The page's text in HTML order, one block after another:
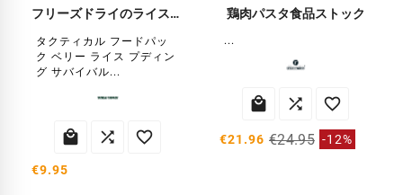
フリーズドライのライスプディングとベリー
タクティカル フードパッ
ク ベリー ライス プディン
グ サバイバル...
  
€9.95
鶏肉パスタ食品ストック
...
  
€21.96 €24.95 -12%